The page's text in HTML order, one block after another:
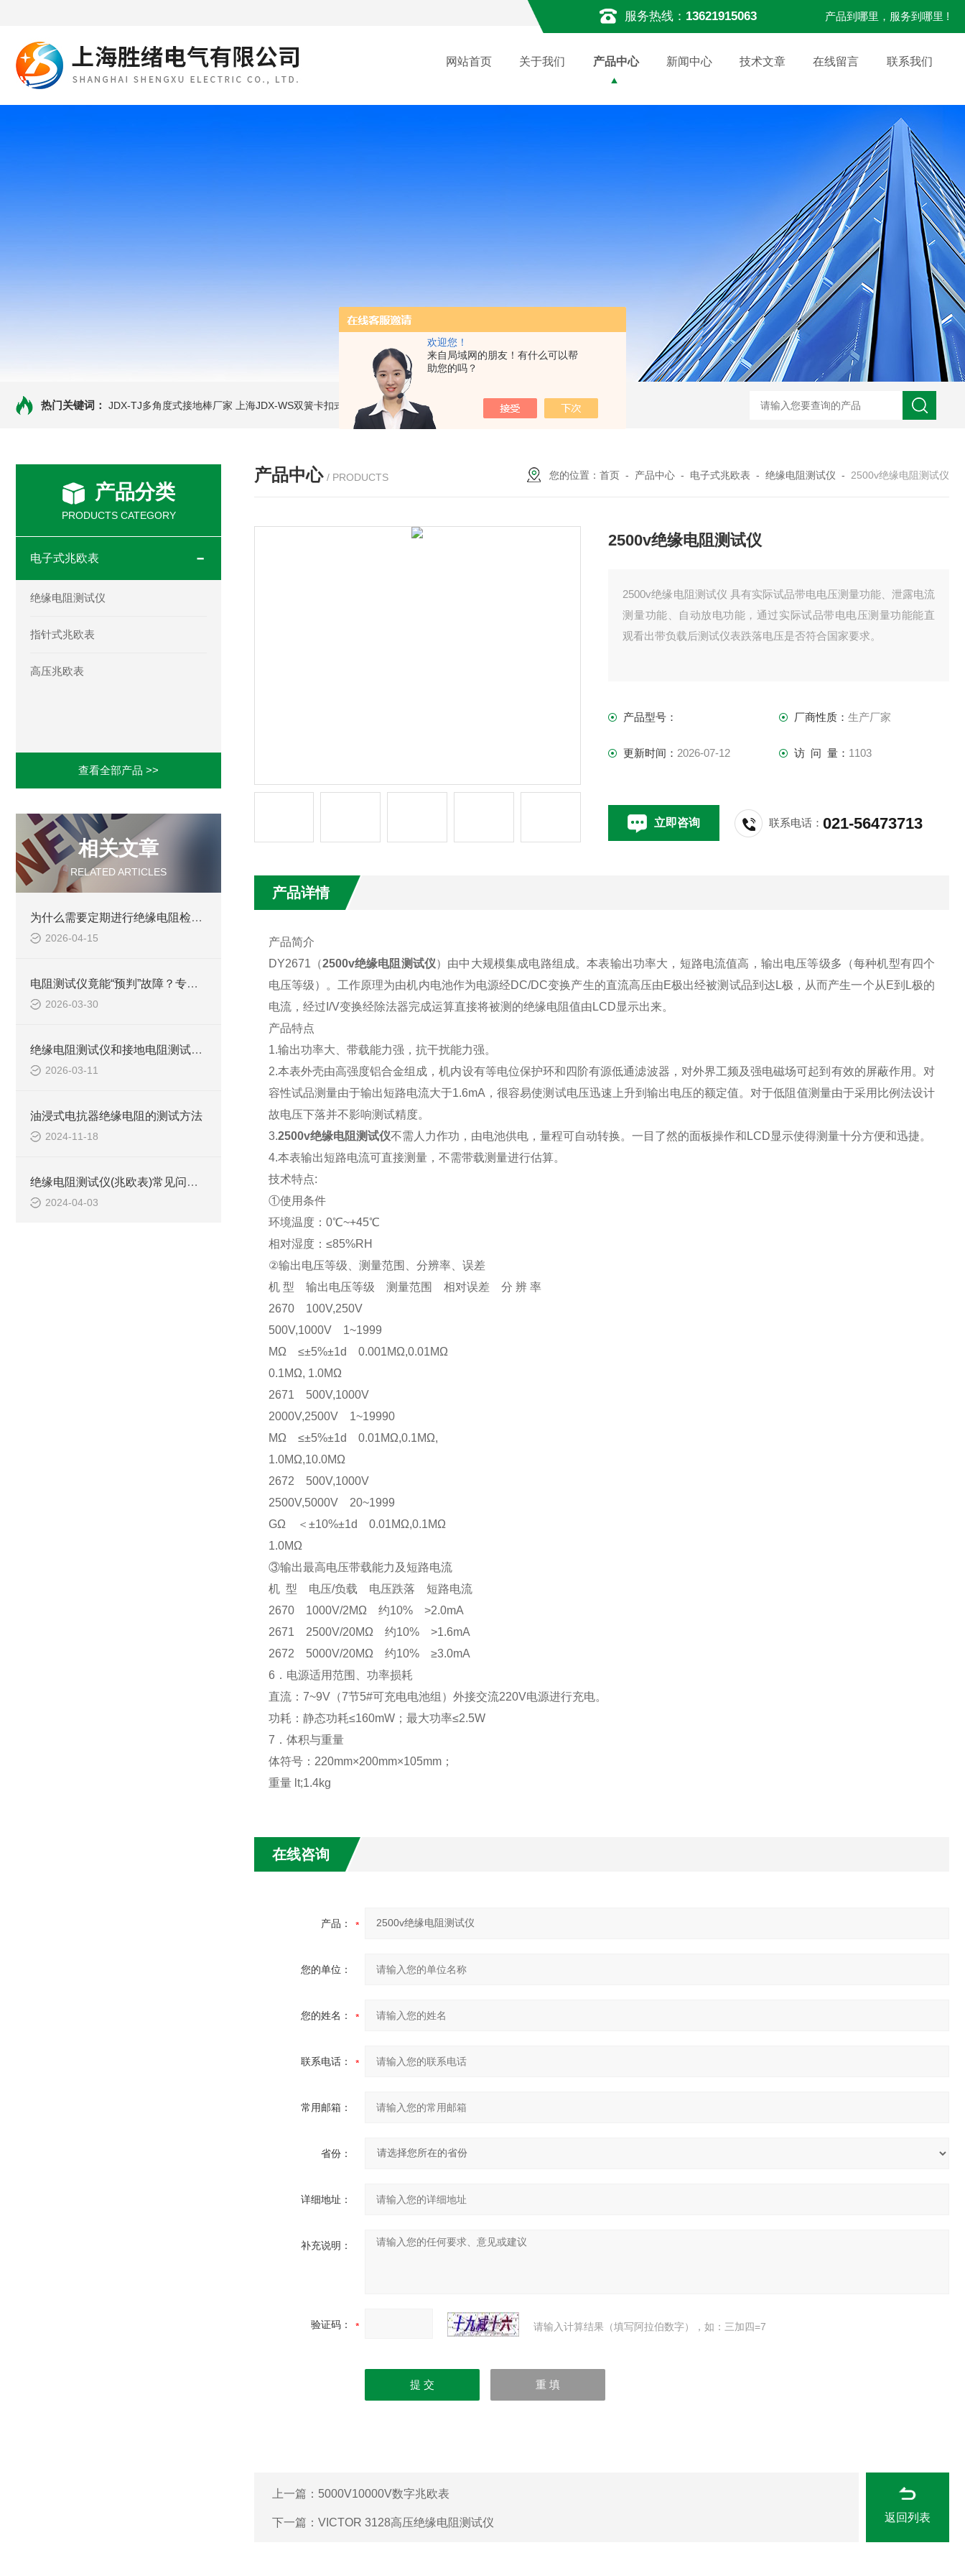
欢迎您！
来自局域网的朋友！有什么可以帮
助您的吗？
服务热线： 13621915063 产品到哪里，服务到哪里 !
网站首页 关于我们 产品中心 新闻中心 技术文章 在线留言 联系我们
热门关键词： JDX-TJ多角度式接地棒厂家 上海JDX-WS双簧卡扣式接地棒 JDX-WL圆口螺旋式（猴头式）接地棒 JDX-S双舌式接地棒价格 HD3400A接地电阻测试仪 S3010数字接地电阻测试仪现货
产品分类
PRODUCTS CATEGORY
电子式兆欧表
绝缘电阻测试仪
指针式兆欧表
高压兆欧表
查看全部产品 >>
相关文章
RELATED ARTICLES
为什么需要定期进行绝缘电阻检测？
2026-04-15
电阻测试仪竟能“预判”故障？专业电工的隐藏用法
2026-03-30
绝缘电阻测试仪和接地电阻测试仪有哪些区别？
2026-03-11
油浸式电抗器绝缘电阻的测试方法
2024-11-18
绝缘电阻测试仪(兆欧表)常见问题与解答
2024-04-03
产品中心 / PRODUCTS 您的位置： 首页 - 产品中心 - 电子式兆欧表 - 绝缘电阻测试仪 - 2500v绝缘电阻测试仪
2500v绝缘电阻测试仪
2500v绝缘电阻测试仪 具有实际试品带电电压测量功能、泄露电流
测量功能、自动放电功能，通过实际试品带电电压测量功能能直
观看出带负载后测试仪表跌落电压是否符合国家要求。
产品型号： 厂商性质： 生产厂家
更新时间： 2026-07-12 访 问 量： 1103
立即咨询 联系电话：021-56473713
产品详情
产品简介
DY2671（2500v绝缘电阻测试仪）由中大规模集成电路组成。本表输出功率大，短路电流值高，输出电压等级多（每种机型有四个
电压等级）。工作原理为由机内电池作为电源经DC/DC变换产生的直流高压由E极出经被测试品到达L极，从而产生一个从E到L极的
电流，经过I/V变换经除法器完成运算直接将被测的绝缘电阻值由LCD显示出来。
产品特点
1.输出功率大、带载能力强，抗干扰能力强。
2.本表外壳由高强度铝合金组成，机内设有等电位保护环和四阶有源低通滤波器，对外界工频及强电磁场可起到有效的屏蔽作用。对
容性试品测量由于输出短路电流大于1.6mA，很容易使测试电压迅速上升到输出电压的额定值。对于低阻值测量由于采用比例法设计
故电压下落并不影响测试精度。
3.2500v绝缘电阻测试仪不需人力作功，由电池供电，量程可自动转换。一目了然的面板操作和LCD显示使得测量十分方便和迅捷。
4.本表输出短路电流可直接测量，不需带载测量进行估算。
技术特点:
①使用条件
环境温度：0℃~+45℃
相对湿度：≤85%RH
②输出电压等级、测量范围、分辨率、误差
机 型 输出电压等级 测量范围 相对误差 分 辨 率
2670 100V,250V
500V,1000V 1~1999
MΩ ≤±5%±1d 0.001MΩ,0.01MΩ
0.1MΩ, 1.0MΩ
2671 500V,1000V
2000V,2500V 1~19990
MΩ ≤±5%±1d 0.01MΩ,0.1MΩ,
1.0MΩ,10.0MΩ
2672 500V,1000V
2500V,5000V 20~1999
GΩ ＜±10%±1d 0.01MΩ,0.1MΩ
1.0MΩ
③输出最高电压带载能力及短路电流
机 型 电压/负载 电压跌落 短路电流
2670 1000V/2MΩ 约10% >2.0mA
2671 2500V/20MΩ 约10% >1.6mA
2672 5000V/20MΩ 约10% ≥3.0mA
6．电源适用范围、功率损耗
直流：7~9V（7节5#可充电电池组）外接交流220V电源进行充电。
功耗：静态功耗≤160mW；最大功率≤2.5W
7．体积与重量
体符号：220mm×200mm×105mm；
重量 lt;1.4kg
在线咨询
产品：
您的单位：
您的姓名：
联系电话：
常用邮箱：
省份：
详细地址：
补充说明：
验证码： 请输入计算结果（填写阿拉伯数字），如：三加四=7
上一篇： 5000V10000V数字兆欧表
下一篇： VICTOR 3128高压绝缘电阻测试仪 返回列表